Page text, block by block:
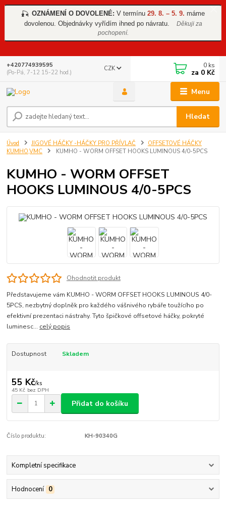
🎣 OZNÁMENÍ O DOVOLENÉ: V termínu 29. 8. – 5. 9. máme
dovolenou. Objednávky vyřídím ihned po návratu.
Děkuji za
pochopení.
Menu
CZK
Hledat
+420774939595
(Po-Pá, 7-12 15-22 hod.)
0 ks
za 0 Kč
Úvod JIGOVÉ HÁČKY -HÁČKY PRO PŘÍVLAČ
OFFSETOVÉ HÁČKY
KUMHO,VMC
KUMHO - WORM OFFSET HOOKS LUMINOUS 4/0-5PCS
KUMHO - WORM OFFSET
HOOKS LUMINOUS 4/0-5PCS
Ohodnotit produkt
Představujeme vám KUMHO - WORM OFFSET HOOKS LUMINOUS 4/0-
5PCS, nezbytný doplněk pro každého vášnivého rybáře toužícího po
efektivní prezentaci nástrahy. Tyto špičkové offsetové háčky, pokryté
luminesc... celý popis
Dostupnost Skladem
55 Kč/ks
45 Kč bez DPH
Přidat do košíku
Číslo produktu: KH-90340G
Kompletní specifikace
Hodnocení 0